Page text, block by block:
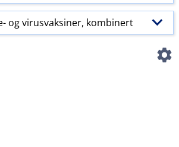
og virusvaksiner, kombinert